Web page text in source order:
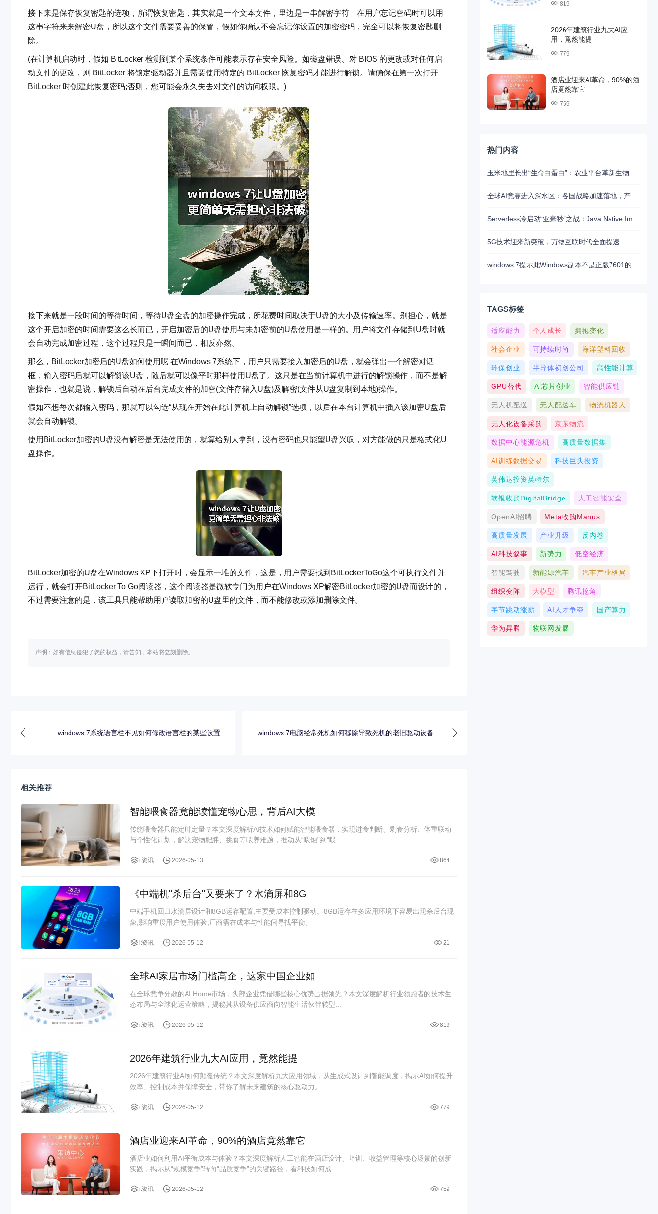
接下来是保存恢复密匙的选项，所谓恢复密匙，其实就是一个文本文件，里边是一串解密字符，在用户忘记密码时可以用
这串字符来来解密U盘，所以这个文件需要妥善的保管，假如你确认不会忘记你设置的加密密码，完全可以将恢复密匙删
除。
(在计算机启动时，假如 BitLocker 检测到某个系统条件可能表示存在安全风险。如磁盘错误、对 BIOS 的更改或对任何启
动文件的更改，则 BitLocker 将锁定驱动器并且需要使用特定的 BitLocker 恢复密码才能进行解锁。请确保在第一次打开
BitLocker 时创建此恢复密码;否则，您可能会永久失去对文件的访问权限。)
接下来就是一段时间的等待时间，等待U盘全盘的加密操作完成，所花费时间取决于U盘的大小及传输速率。别担心，就是
这个开启加密的时间需要这么长而已，开启加密后的U盘使用与未加密前的U盘使用是一样的。用户将文件存储到U盘时就
会自动完成加密过程，这个过程只是一瞬间而已，相反亦然。
那么，BitLocker加密后的U盘如何使用呢 在Windows 7系统下，用户只需要接入加密后的U盘，就会弹出一个解密对话
框，输入密码后就可以解锁该U盘，随后就可以像平时那样使用U盘了。这只是在当前计算机中进行的解锁操作，而不是解
密操作，也就是说，解锁后自动在后台完成文件的加密(文件存储入U盘)及解密(文件从U盘复制到本地)操作。
假如不想每次都输入密码，那就可以勾选“从现在开始在此计算机上自动解锁”选项，以后在本台计算机中插入该加密U盘后
就会自动解锁。
使用BitLocker加密的U盘没有解密是无法使用的，就算给别人拿到，没有密码也只能望U盘兴叹，对方能做的只是格式化U
盘操作。
BitLocker加密的U盘在Windows XP下打开时，会显示一堆的文件，这是，用户需要找到BitLockerToGo这个可执行文件并
运行，就会打开BitLocker To Go阅读器，这个阅读器是微软专门为用户在Windows XP解密BitLocker加密的U盘而设计的，
不过需要注意的是，该工具只能帮助用户读取加密的U盘里的文件，而不能修改或添加删除文件。
声明：如有信息侵犯了您的权益，请告知，本站将立刻删除。
windows 7系统语言栏不见如何修改语言栏的某些设置 windows 7电脑经常死机如何移除导致死机的老旧驱动设备
相关推荐
智能喂食器竟能读懂宠物心思，背后AI大模
传统喂食器只能定时定量？本文深度解析AI技术如何赋能智能喂食器，实现进食判断、剩食分析、体重联动
与个性化计划，解决宠物肥胖、挑食等喂养难题，推动从“喂饱”到“喂...
it资讯 2026-05-13 864
《中端机"杀后台"又要来了？水滴屏和8G
中端手机回归水滴屏设计和8GB运存配置,主要受成本控制驱动。8GB运存在多应用环境下容易出现杀后台现
象,影响重度用户使用体验,厂商需在成本与性能间寻找平衡。
it资讯 2026-05-12 21
全球AI家居市场门槛高企，这家中国企业如
在全球竞争分散的AI Home市场，头部企业凭借哪些核心优势占据领先？本文深度解析行业领跑者的技术生
态布局与全球化运营策略，揭秘其从设备供应商向智能生活伙伴转型...
it资讯 2026-05-12 819
2026年建筑行业九大AI应用，竟然能提
2026年建筑行业AI如何颠覆传统？本文深度解析九大应用领域，从生成式设计到智能调度，揭示AI如何提升
效率、控制成本并保障安全，带你了解未来建筑的核心驱动力。
it资讯 2026-05-12 779
酒店业迎来AI革命，90%的酒店竟然靠它
酒店业如何利用AI平衡成本与体验？本文深度解析人工智能在酒店设计、培训、收益管理等核心场景的创新
实践，揭示从“规模竞争”转向“品质竞争”的关键路径，看科技如何成...
it资讯 2026-05-12 759
819
2026年建筑行业九大AI应
用，竟然能提
779
酒店业迎来AI革命，90%的酒
店竟然靠它
759
热门内容
全球AI竞赛进入深水区：各国战略加速落地，产业融合与算力争夺白热化
5G技术迎来新突破，万物互联时代全面提速
TAGS标签
适应能力 个人成长 拥抱变化
社会企业 可持续时尚 海洋塑料回收
环保创业 半导体初创公司 高性能计算
GPU替代 AI芯片创业 智能供应链
无人机配送 无人配送车 物流机器人
无人化设备采购 京东物流
数据中心能源危机 高质量数据集
AI训练数据交易 科技巨头投资
英伟达投资英特尔
软银收购DigitalBridge 人工智能安全
OpenAI招聘 Meta收购Manus
高质量发展 产业升级 反内卷
AI科技叙事 新势力 低空经济
智能驾驶 新能源汽车 汽车产业格局
组织变阵 大模型 腾讯挖角
字节跳动涨薪 AI人才争夺 国产算力
华为昇腾 物联网发展